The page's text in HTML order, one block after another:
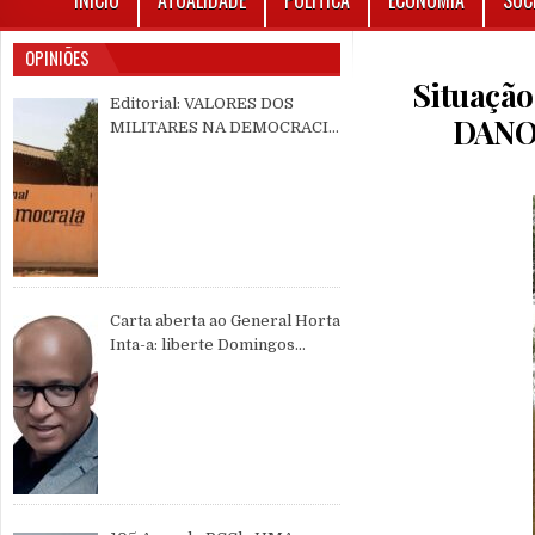
OPINIÕES
Editorial: VALORES DOS
MILITARES NA DEMOCRACIA
Carta aberta ao General Horta
Inta-a: liberte Domingos